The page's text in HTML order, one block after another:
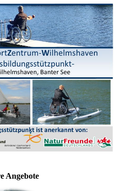
Angebote